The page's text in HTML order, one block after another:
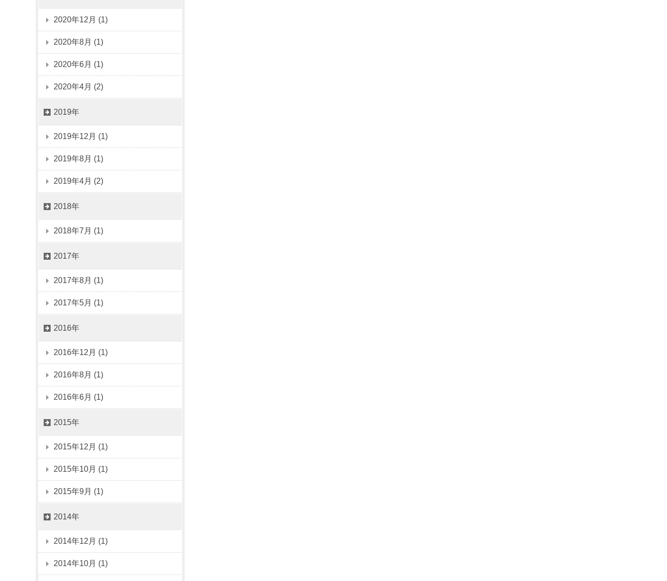
2020年12月 (1)
2020年8月 (1)
2020年6月 (1)
2020年4月 (2)
2019年
2019年12月 (1)
2019年8月 (1)
2019年4月 (2)
2018年
2018年7月 (1)
2017年
2017年8月 (1)
2017年5月 (1)
2016年
2016年12月 (1)
2016年8月 (1)
2016年6月 (1)
2015年
2015年12月 (1)
2015年10月 (1)
2015年9月 (1)
2014年
2014年12月 (1)
2014年10月 (1)